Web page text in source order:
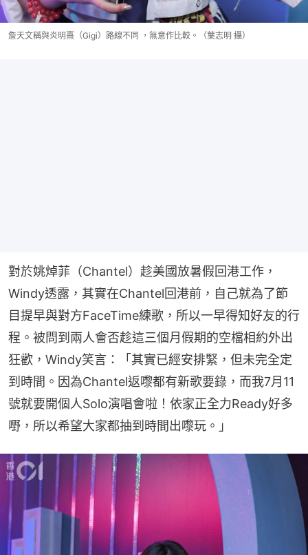
詹天文稱與炎明熹（Gigi）路線不同 ，無意作比較。（葉志明 攝）
對於姚焯菲（Chantel）趁美國放暑假回港工作，
Windy透露，其實在Chantel回港前，自己就為了節
目提早與對方FaceTime練歌，所以一早得知好友的行
程。被問到兩人會否趁這三個月假期的空檔相約外出
狂歡，Windy笑言：「其實已經安排緊，但未完全定
到時間。因為Chantel返嚟都有新歌要錄，而我7月11
號就要開個人Solo演唱會啦！依家正全力Ready好多
嘢，所以希望大家都抽到時間出嚟玩。」